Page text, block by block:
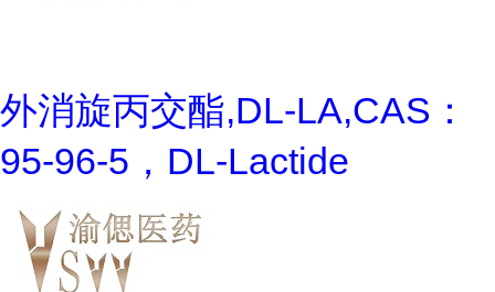
外消旋丙交酯,DL-LA,CAS：
95-96-5，DL-Lactide